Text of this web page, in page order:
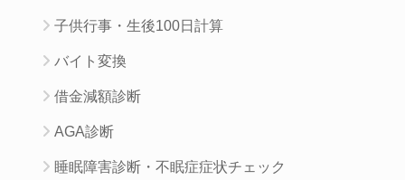
子供行事・生後100日計算
バイト変換
借金減額診断
AGA診断
睡眠障害診断・不眠症症状チェック